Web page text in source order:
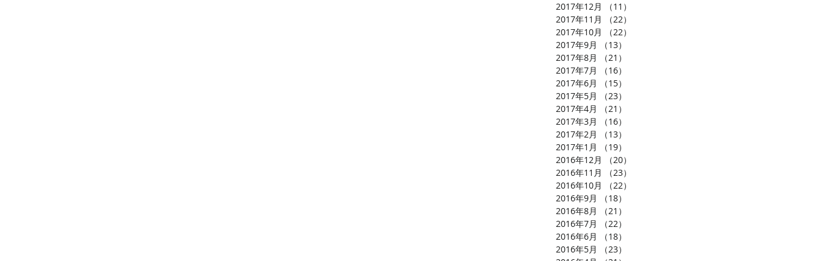
2017年12月
（11）
2017年11月
（22）
2017年10月
（22）
2017年9月
（13）
2017年8月
（21）
2017年7月
（16）
2017年6月
（15）
2017年5月
（23）
2017年4月
（21）
2017年3月
（16）
2017年2月
（13）
2017年1月
（19）
2016年12月
（20）
2016年11月
（23）
2016年10月
（22）
2016年9月
（18）
2016年8月
（21）
2016年7月
（22）
2016年6月
（18）
2016年5月
（23）